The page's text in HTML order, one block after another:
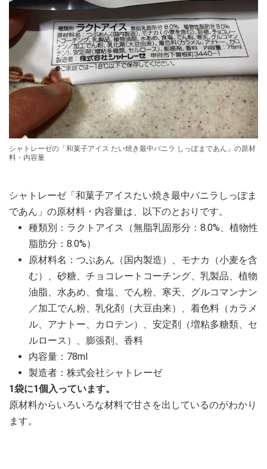
シャトレーゼの「和菓子アイス たい焼き最中バニラ しっぽまであん」の原材
料・内容量
シャトレーゼ「和菓子アイスたい焼き最中バニラしっぽま
であん」の原材料・内容量は、以下のとおりです。
種類別：ラクトアイス（無脂乳固形分：8.0%、植物性
脂肪分：8.0%）
原材料名：つぶあん（国内製造）、モナカ（小麦を含
む）、砂糖、チョコレートコーチング、乳製品、植物
油脂、水あめ、食塩、でん粉、寒天、グルコマンナン
／加工でん粉、乳化剤（大豆由来）、着色料（カラメ
ル、アナトー、カロテン）、安定剤（増粘多糖類、セ
ルロース）、膨張剤、香料
内容量：78ml
製造者：株式会社シャトレーゼ
1袋に1個入っています。
原材料からいろいろな材料で甘さを出しているのがわかり
ます。